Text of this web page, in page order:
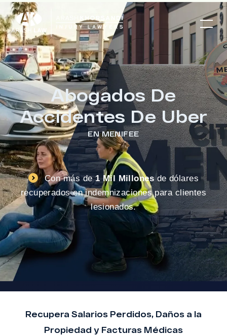
Abogados De
Accidentes De Uber
EN MENIFEE
Con más de1 Mil Millonesde dólares
recuperados en indemnizaciones para clientes
lesionados.
Recupera Salarios Perdidos, Daños a la
Propiedad y Facturas Médicas